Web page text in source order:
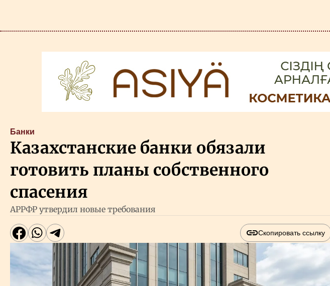
Банки
Казахстанские банки обязали
готовить планы собственного
спасения
АРРФР утвердил новые требования
Скопировать ссылку